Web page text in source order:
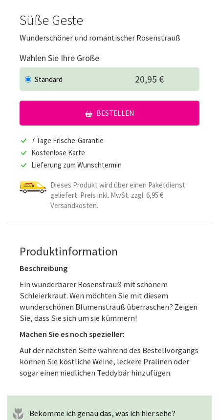
Süße Geste
Wunderschöner und romantischer Rosenstrauß
Wählen Sie Ihre Größe
Standard 20,95 €
BESTELLEN
7 Tage Frische-Garantie
Kostenlose Karte
Lieferung zum Wunschtermin
Dieses Produkt wird über einen Paketdienst
geliefert. Preis inkl. MwSt. zzgl. 6,95 €
Versandkosten.
Produktinformation
Beschreibung
Ein wunderbarer Rosenstrauß mit schönem
Schleierkraut. Wen möchten Sie mit diesem
wunderschönen Blumenstrauß überraschen? Zeigen
Sie, dass Sie sich um sie kümmern!
Machen Sie es noch spezieller:
Auf der nächsten Seite während des Bestellvorgangs
können Sie köstliche Weine, leckere Pralinen oder
sogar einen niedlichen Teddybär hinzufügen.
Bekomme ich genau das, was ich hier sehe?